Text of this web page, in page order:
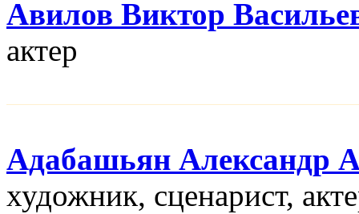
Авилов Виктор
актер
Адабашьян Александр
художник, сценарист,